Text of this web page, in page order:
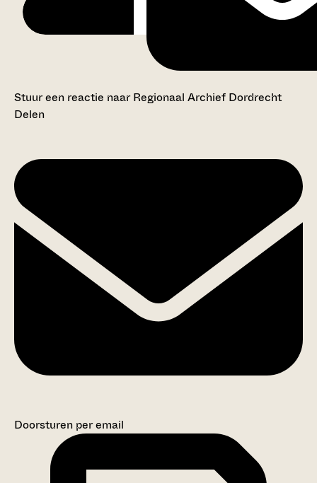
Stuur een reactie naar Regionaal Archief Dordrecht
Delen
Doorsturen per email